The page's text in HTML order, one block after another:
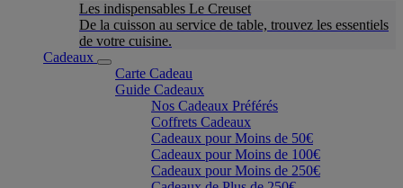
Les indispensables Le Creuset
De la cuisson au service de table, trouvez les essentiels
de votre cuisine.
Cadeaux
Carte Cadeau
Guide Cadeaux
Nos Cadeaux Préférés
Coffrets Cadeaux
Cadeaux pour Moins de 50€
Cadeaux pour Moins de 100€
Cadeaux pour Moins de 250€